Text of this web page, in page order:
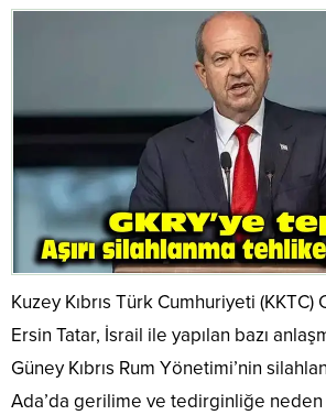
Kuzey Kıbrıs Türk Cumhuriyeti (KKTC)
Ersin Tatar, İsrail ile yapılan bazı
Güney Kıbrıs Rum Yönetimi’nin
Ada’da gerilime ve tedirginliğe